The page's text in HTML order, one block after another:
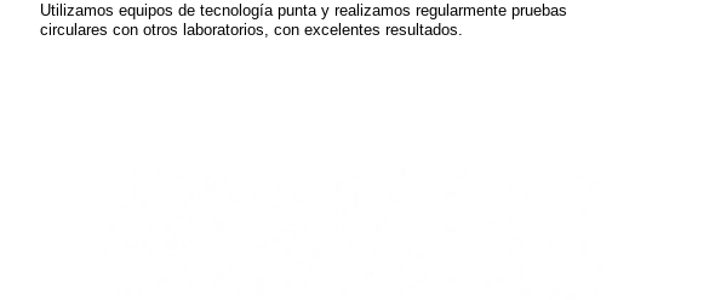
Utilizamos equipos de tecnología punta y realizamos regularmente pruebas
circulares con otros laboratorios, con excelentes resultados.